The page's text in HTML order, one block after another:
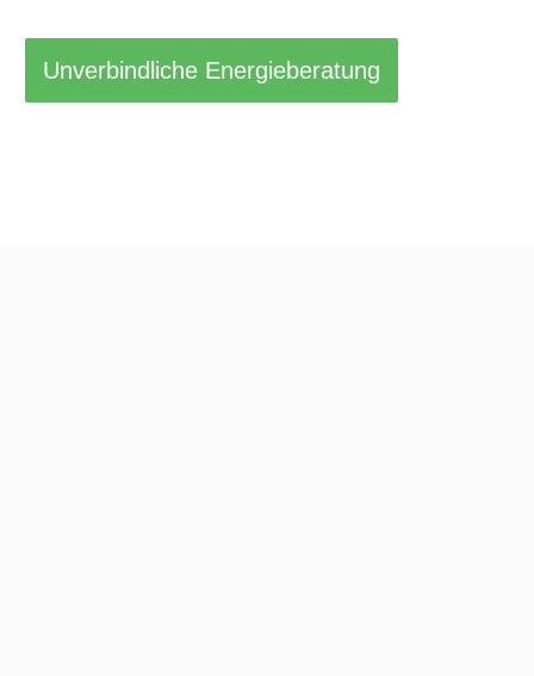
Unverbindliche Energieberatung